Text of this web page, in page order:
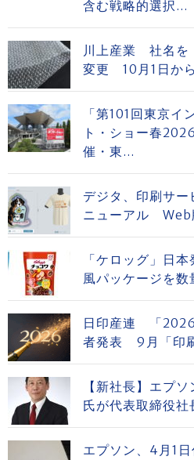
含む戦略的選択...
川上産業 社名を
変更 10月1日か
「第101回東京イ
ト・ショー春
催・東...
デジタ、印刷サー
ニューアル Web
「ケロッグ」日
風パッケージを数
日印産連 「2026
者発表 9月「印
【新社長】エプ
氏が代表取締役
エプソン、4月1